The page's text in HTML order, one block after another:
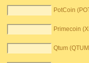
PotCoin
Primecoin
Qtum